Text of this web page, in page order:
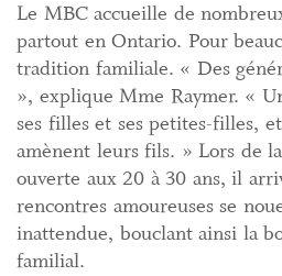
Le MBC accueille de
partout en Ontario. Pour
tradition familiale. « Des
», explique Mme Raymer. «
ses filles et ses petites-filles,
amènent leurs fils. » Lors de
ouverte aux 20 à 30 ans, il
rencontres amoureuses se
inattendue, bouclant ainsi la
familial.